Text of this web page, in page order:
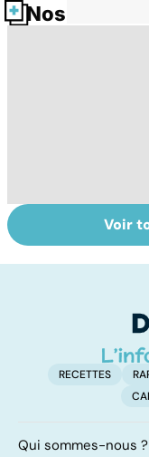
Nos fiches
Comment
sa maison de
Voir
RECETTES
Qui sommes-nous ?